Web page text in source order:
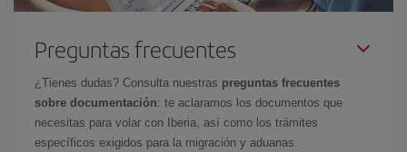
Preguntas frecuentes
¿Tienes dudas? Consulta nuestras preguntas frecuentes
sobre documentación: te aclaramos los documentos que
necesitas para volar con Iberia, así como los trámites
específicos exigidos para la migración y aduanas.